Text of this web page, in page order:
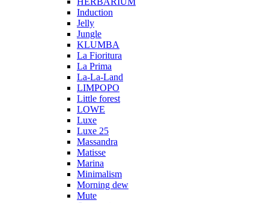
Induction
Jelly
Jungle
KLUMBA
La Fioritura
La Prima
La-La-Land
LIMPOPO
Little forest
LOWE
Luxe
Luxe 25
Massandra
Matisse
Marina
Minimalism
Morning dew
Mute